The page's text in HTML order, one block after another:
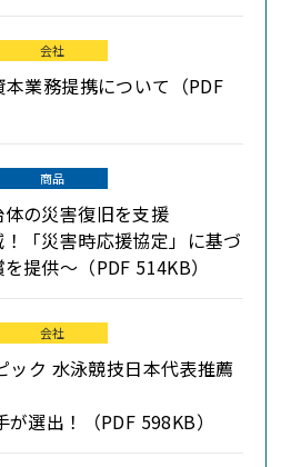
会社
業務提携について（PDF
商品
体の災害復旧を支援
「災害時応援協定」に基づ
提供～（PDF 514KB）
会社
ック 水泳競技日本代表推薦
選出！（PDF 598KB）